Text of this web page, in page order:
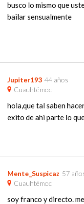
busco lo mismo que
bailar sensualmente
Jupiter193 44 años
Cuauhtémoc
hola,que tal saben
exito de ahi parte lo
Mente_Suspicaz 57
Cuauhtémoc
soy franco y directo.